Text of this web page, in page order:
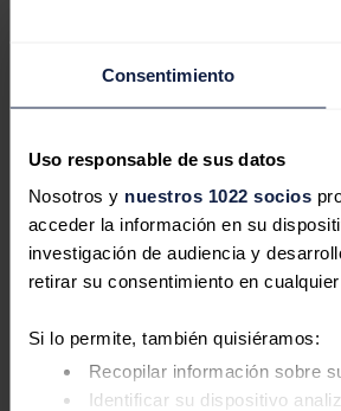
Consentimiento
Uso responsable de sus datos
Nosotros y nuestros 1022 socios
acceder la información en su
investigación de audiencia y
retirar su consentimiento en
Si lo permite, también quisiéramos:
Recopilar información sobre
Identificar su dispositivo